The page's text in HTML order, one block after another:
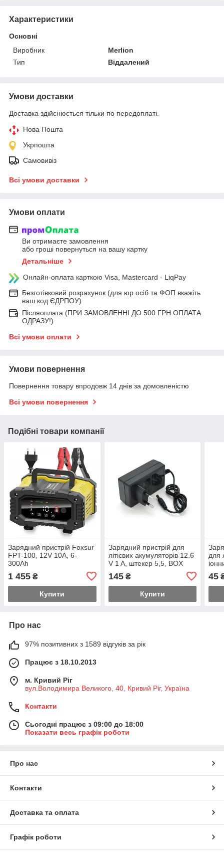
Характеристики
Основні
Виробник
Merlion
Тип
Віддалений
Умови доставки
Доставка здійснюється тільки по передоплаті.
Нова Пошта
Укрпошта
Самовивіз
Всі умови доставки
Умови оплати
Ви отримаєте замовлення
або гроші повернуться на вашу картку
Детальніше
Онлайн-оплата карткою Visa, Mastercard - LiqPay
Безготівковий розрахунок (для юр.осіб та ФОП вкажіть
ваш код ЄДРПОУ)
Післяоплата (ПРИ ЗАМОВЛЕННІ ДО 500 ГРН ОПЛАТА
ОДРАЗУ!)
Всі умови оплати
Умови повернення
Повернення товару впродовж 14 днів за домовленістю
Всі умови повернення
Подібні товари компанії
Зарядний пристрій Foxsur
FPT-100, 12V 10A, 6-
300Ah
1 455 ₴
Купити
Зарядний пристрій для
літієвих акумуляторів 12.6
V 1 A, штекер 5,5, BOX
145₴
Купити
для
45
Про нас
97% позитивних з 1589 відгуків за рік
Працює з 18.10.2013
м. Кривий Ріг
вул.Володимира Великого, 40, Кривий Ріг, Україна
Контакти
Сьогодні працює з 09:00 до 18:00
Показати весь графік роботи
Про нас
Контакти
Доставка та оплата
Графік роботи